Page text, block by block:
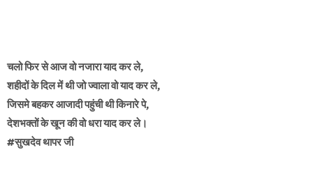
चलो फिर से आज वो नजारा याद कर ले,
शहीदों के दिल में थी जो ज्वाला वो याद कर ले,
जिसमे बहकर आजादी पहुंची थी किनारे पे,
देशभक्तों के खून की वो धरा याद कर ले।
#सुखदेव थापर जी